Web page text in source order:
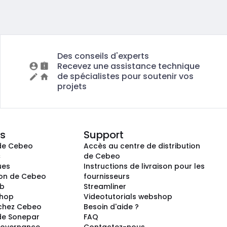
Des conseils d'experts
Recevez une assistance technique
de spécialistes pour soutenir vos
projets
Cebeo
de Cebeo
Cebeo
Sonepar
Support
Accès au centre de distribution
de Cebeo
Instructions de livraison pour les
fournisseurs
Streamliner
Videotutorials webshop
Besoin d'aide ?
FAQ